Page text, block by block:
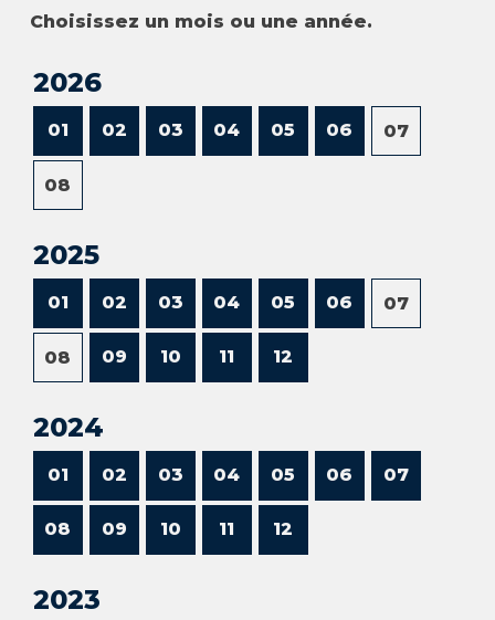
Choisissez un mois ou une année.
2026
01 02 03 04 05 06 07
08
2025
01 02 03 04 05 06 07
08 09 10 11 12
2024
01 02 03 04 05 06 07
08 09 10 11 12
2023